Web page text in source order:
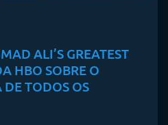
ALI’S GREATEST
HBO SOBRE O
TODOS OS